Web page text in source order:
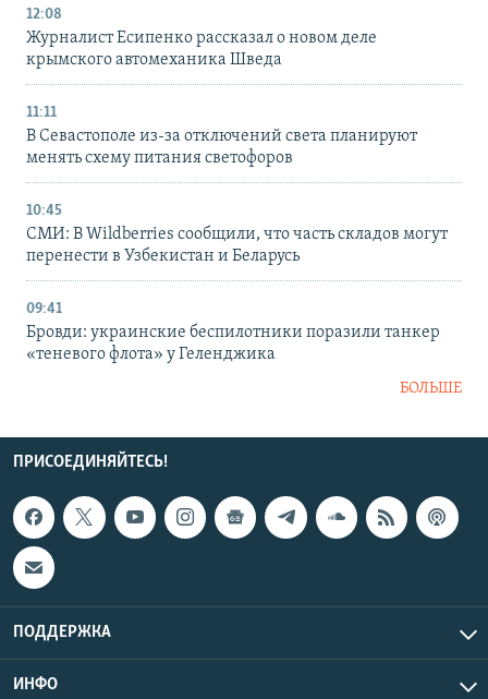
12:08
Журналист Есипенко рассказал о новом деле
крымского автомеханика Шведа
11:11
В Севастополе из-за отключений света планируют
менять схему питания светофоров
10:45
СМИ: В Wildberries сообщили, что часть складов могут
перенести в Узбекистан и Беларусь
09:41
Бровди: украинские беспилотники поразили танкер
«теневого флота» у Геленджика
БОЛЬШЕ
ПРИСОЕДИНЯЙТЕСЬ!
ПОДДЕРЖКА
ИНФО